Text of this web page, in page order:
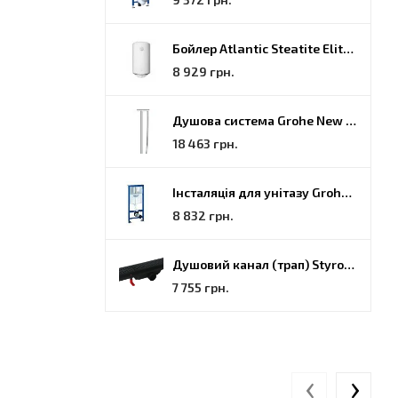
Бойлер Atlantic Steatite Elite VM 080 D400 2 BC, 80 (851188)
8 929 грн.
Душова система Grohe New Tempesta Cosmopolitan (27922000)
18 463 грн.
Інсталяція для унітазу Grohe Rapid SL (38772001)
8 832 грн.
Душовий канал (трап) Styron, решітка Гармонія, 70 (STY-H-70-FF)
7 755 грн.
‹ ›